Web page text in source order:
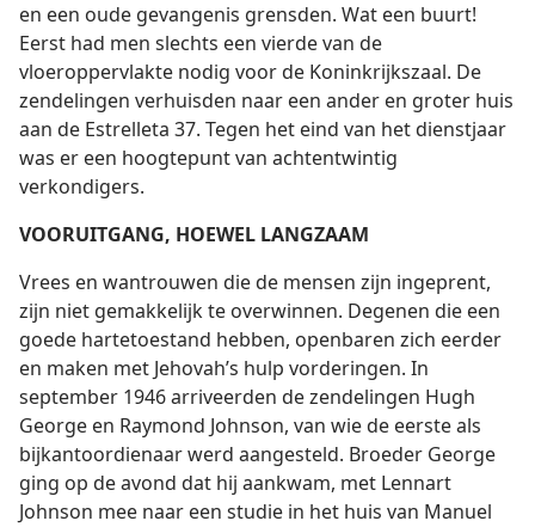
en een oude gevangenis grensden. Wat een buurt!
Eerst had men slechts een vierde van de
vloeroppervlakte nodig voor de Koninkrijkszaal. De
zendelingen verhuisden naar een ander en groter huis
aan de Estrelleta 37. Tegen het eind van het dienstjaar
was er een hoogtepunt van achtentwintig
verkondigers.
VOORUITGANG, HOEWEL LANGZAAM
Vrees en wantrouwen die de mensen zijn ingeprent,
zijn niet gemakkelijk te overwinnen. Degenen die een
goede hartetoestand hebben, openbaren zich eerder
en maken met Jehovah’s hulp vorderingen. In
september 1946 arriveerden de zendelingen Hugh
George en Raymond Johnson, van wie de eerste als
bijkantoordienaar werd aangesteld. Broeder George
ging op de avond dat hij aankwam, met Lennart
Johnson mee naar een studie in het huis van Manuel